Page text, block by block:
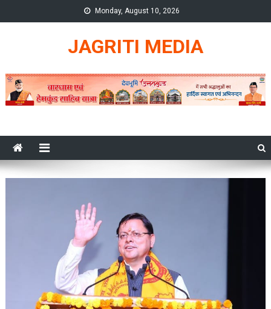
to
Monday, August 10, 2026
JAGRITI MEDIA